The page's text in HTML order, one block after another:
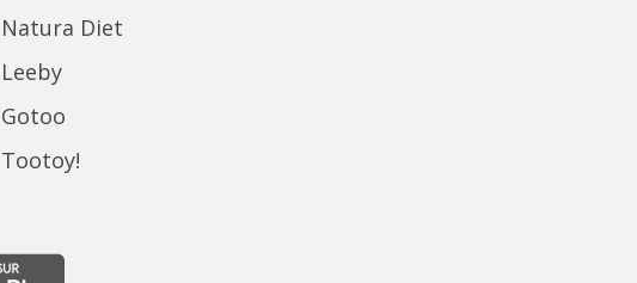
Natura Diet
Leeby
Gotoo
Tootoy!